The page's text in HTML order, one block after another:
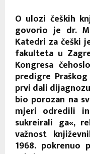
O ulozi čeških
govorio je dr.
Katedri za češki
fakulteta u
Kongresa
predigre
prvi dali
bio porozan na
mjeri odredili
sukreirali ga«,
važnost
1968. pokrenuo